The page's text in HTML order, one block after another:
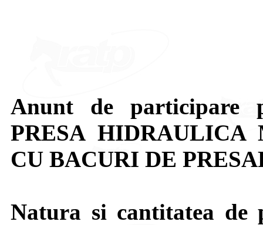
Anunt de participare
PRESA HIDRAULICA
CU BACURI DE
Natura si cantitatea de